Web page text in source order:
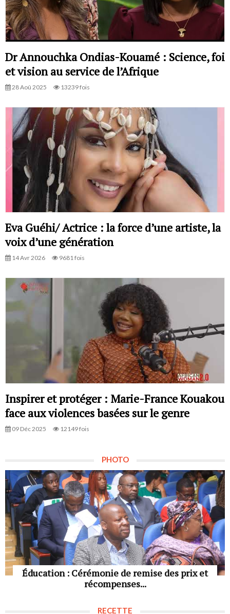
Dr Annouchka Ondias-Kouamé : Science, foi
et vision au service de l’Afrique
28 Aoû 2025 13239 fois
Eva Guéhi/ Actrice : la force d’une artiste, la
voix d’une génération
14 Avr 2026 9681 fois
Inspirer et protéger : Marie-France Kouakou
face aux violences basées sur le genre
09 Déc 2025 12149 fois
PHOTO
Éducation : Cérémonie de remise des prix et
récompenses...
RECETTE